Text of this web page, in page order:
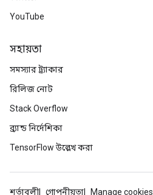
YouTube
সহায়তা
সমস্যার ট্র্যাকার
রিলিজ নোট
Stack Overflow
ব্র্যান্ড নির্দেশিকা
TensorFlow উল্লেখ করা
শর্তাবলী গোপনীয়তা
Manage cookies